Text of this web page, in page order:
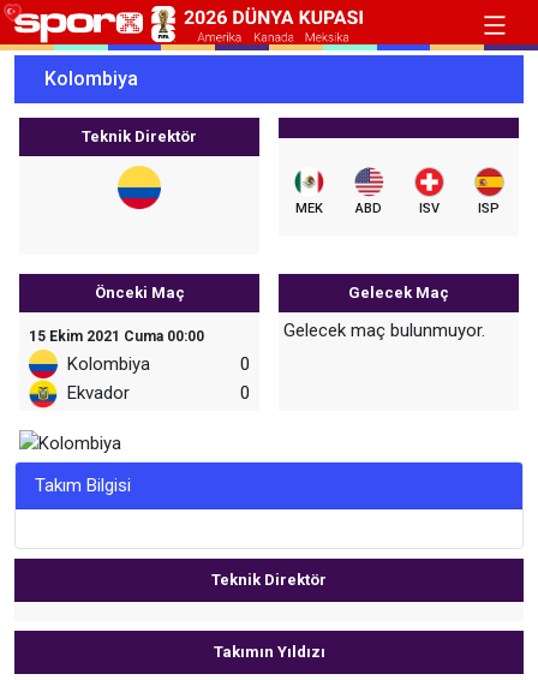
Kolombiya
Teknik Direktör
MEK ABD ISV ISP
Önceki Maç
15 Ekim 2021 Cuma 00:00
Kolombiya
Ekvador
0
0
Gelecek Maç
Gelecek maç bulunmuyor.
Takım Bilgisi
Teknik Direktör
Takımın Yıldızı